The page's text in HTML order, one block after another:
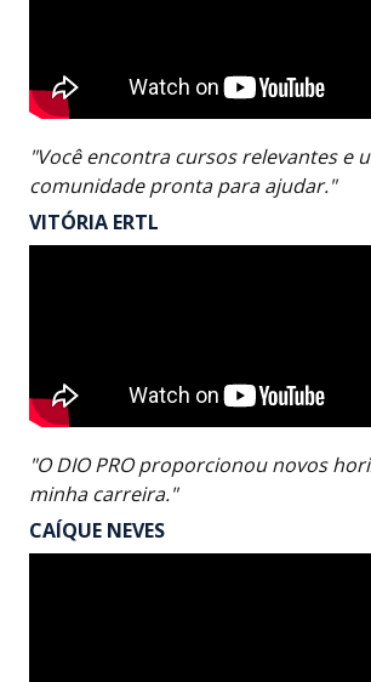
"Você encontra cursos relevantes e
comunidade pronta para ajudar."
VITÓRIA ERTL
"O DIO PRO proporcionou novos
minha carreira."
CAÍQUE NEVES